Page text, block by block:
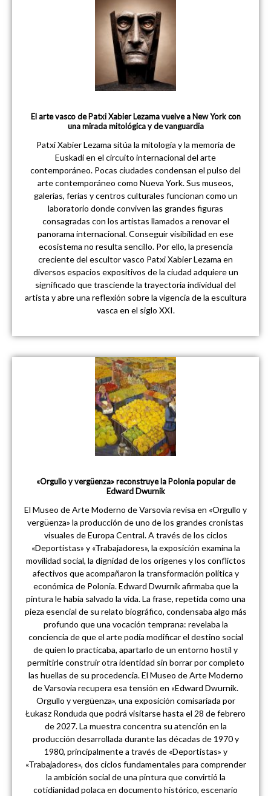
El arte vasco de Patxi Xabier Lezama vuelve a New York con
una mirada mitológica y de vanguardia
Patxi Xabier Lezama sitúa la mitología y la memoria de
Euskadi en el circuito internacional del arte
contemporáneo. Pocas ciudades condensan el pulso del
arte contemporáneo como Nueva York. Sus museos,
galerías, ferias y centros culturales funcionan como un
laboratorio donde conviven las grandes figuras
consagradas con los artistas llamados a renovar el
panorama internacional. Conseguir visibilidad en ese
ecosistema no resulta sencillo. Por ello, la presencia
creciente del escultor vasco Patxi Xabier Lezama en
diversos espacios expositivos de la ciudad adquiere un
significado que trasciende la trayectoria individual del
artista y abre una reflexión sobre la vigencia de la escultura
vasca en el siglo XXI.
«Orgullo y vergüenza» reconstruye la Polonia popular de
Edward Dwurnik
El Museo de Arte Moderno de Varsovia revisa en «Orgullo y
vergüenza» la producción de uno de los grandes cronistas
visuales de Europa Central. A través de los ciclos
«Deportistas» y «Trabajadores», la exposición examina la
movilidad social, la dignidad de los orígenes y los conflictos
afectivos que acompañaron la transformación política y
económica de Polonia. Edward Dwurnik afirmaba que la
pintura le había salvado la vida. La frase, repetida como una
pieza esencial de su relato biográfico, condensaba algo más
profundo que una vocación temprana: revelaba la
conciencia de que el arte podía modificar el destino social
de quien lo practicaba, apartarlo de un entorno hostil y
permitirle construir otra identidad sin borrar por completo
las huellas de su procedencia. El Museo de Arte Moderno
de Varsovia recupera esa tensión en «Edward Dwurnik.
Orgullo y vergüenza», una exposición comisariada por
Łukasz Ronduda que podrá visitarse hasta el 28 de febrero
de 2027. La muestra concentra su atención en la
producción desarrollada durante las décadas de 1970 y
1980, principalmente a través de «Deportistas» y
«Trabajadores», dos ciclos fundamentales para comprender
la ambición social de una pintura que convirtió la
cotidianidad polaca en documento histórico, escenario